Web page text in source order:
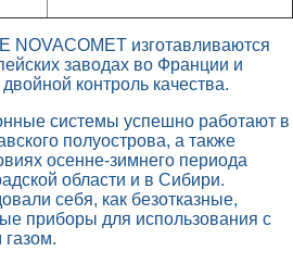
NOVACOMET изготавливаются
заводах во Франции и
контроль качества.
системы успешно работают в
полуострова, а также
осенне-зимнего периода
области и в Сибири.
себя, как безотказные,
приборы для использования с